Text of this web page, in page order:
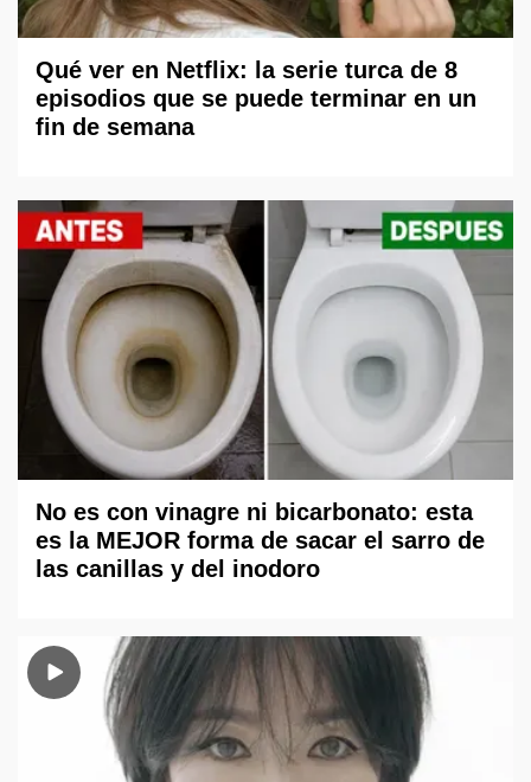
Qué ver en Netflix: la serie turca de 8
episodios que se puede terminar en un
fin de semana
No es con vinagre ni bicarbonato: esta
es la MEJOR forma de sacar el sarro de
las canillas y del inodoro